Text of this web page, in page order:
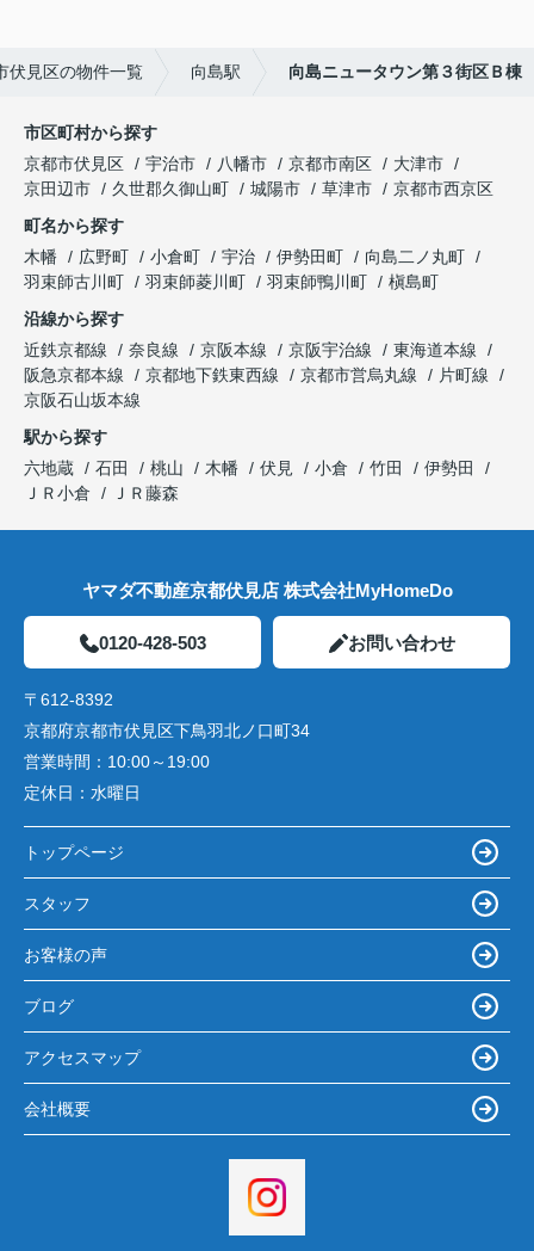
伏見区の物件一覧 向島駅 向島ニュータウン第３街区Ｂ棟
市区町村から探す
京都市伏見区
宇治市 八幡市 京都市南区
大津市
京田辺市
久世郡久御山町 城陽市 草津市
京都市西京区
町名から探す
木幡
広野町 小倉町 宇治 伊勢田町
向島二ノ丸町
羽束師古川町
羽束師菱川町 羽束師鴨川町
槇島町
沿線から探す
近鉄京都線
奈良線 京阪本線 京阪宇治線
東海道本線
阪急京都本線
京都地下鉄東西線 京都市営烏丸線
片町線
京阪石山坂本線
駅から探す
六地蔵
石田 桃山 木幡 伏見 小倉 竹田
伊勢田
ＪＲ小倉
ＪＲ藤森
ヤマダ不動産京都伏見店 株式会社MyHomeDo
0120-428-503 お問い合わせ
〒612-8392
京都府京都市伏見区下鳥羽北ノ口町34
営業時間： 10:00～19:00
定休日： 水曜日
トップページ
スタッフ
お客様の声
ブログ
アクセスマップ
会社概要